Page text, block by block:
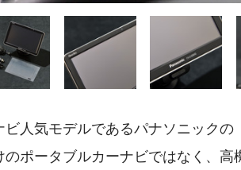
人気モデルであるパナソニックの
のポータブルカーナビではなく、高